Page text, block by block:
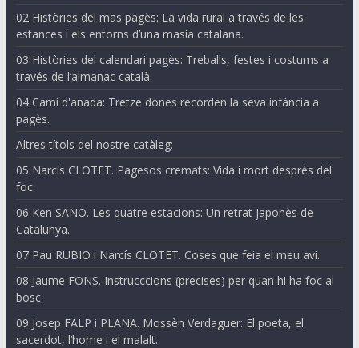
02 Històries del mas pagès: La vida rural a través de les
estances i els entorns d’una masia catalana.
03 Històries del calendari pagès: Treballs, festes i costums a
través de l’almanac català.
04 Camí d'anada: Tretze dones recorden la seva infància a
pagès.
Altres títols del nostre catàleg:
05 Narcís CLOTET. Pagesos cremats: Vida i mort després del
foc.
06 Ken SANO. Les quatre estacions: Un retrat japonès de
Catalunya.
07 Pau RUBIO i Narcís CLOTET. Coses que feia el meu avi.
08 Jaume FONS. Instrucccions (precises) per quan hi ha foc al
bosc.
09 Josep FALP i PLANA. Mossèn Verdaguer: El poeta, el
sacerdot, l’home i el malalt.